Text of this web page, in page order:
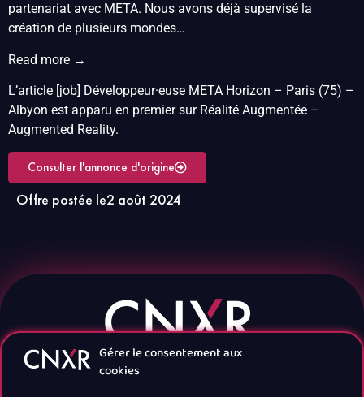
Gérer le consentement aux
cookies
partenariat avec META. Nous avons déjà supervisé la
création de plusieurs mondes…
Read more →
L’article [job] Développeur·euse META Horizon – Paris (75) –
Albyon est apparu en premier sur Réalité Augmentée –
Augmented Reality.
Consulter l'annonce d'origine
Offre postée le2 août 2024